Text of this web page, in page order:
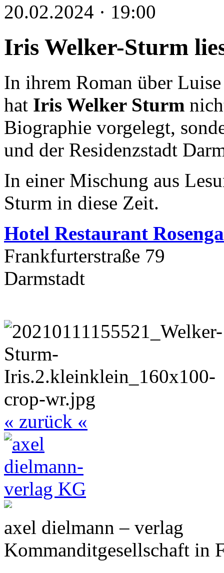
20.02.2024 · 19:00
Iris Welker-Sturm
In ihrem Roman über
hat Iris Welker Sturm
Biographie vorgelegt,
und der Residenzstadt
In einer Mischung aus
Sturm in diese Zeit.
Hotel Restaurant
Frankfurterstraße 79
Darmstadt
« zurück «
axel dielmann – verlag
Kommanditgesellschaft in